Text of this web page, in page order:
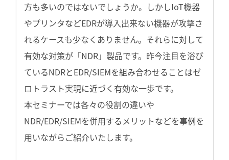
方も多いのではないでしょうか。しかしIoT機器
やプリンタなどEDRが導入出来ない機器が攻撃さ
れるケースも少なくありません。それらに対して
有効な対策が「NDR」製品です。昨今注目を浴び
ているNDRとEDR/SIEMを組み合わせることはゼ
ロトラスト実現に近づく有効な一歩です。
本セミナーでは各々の役割の違いや
NDR/EDR/SIEMを併用するメリットなどを事例を
用いながらご紹介いたします。